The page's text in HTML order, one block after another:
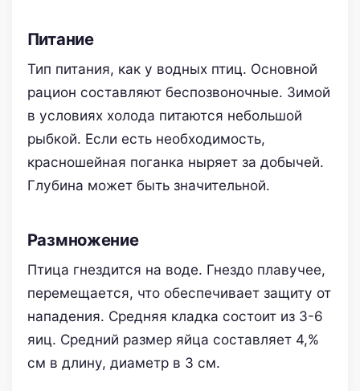
Питание
Тип питания, как у водных птиц. Основной
рацион составляют беспозвоночные. Зимой
в условиях холода питаются небольшой
рыбкой. Если есть необходимость,
красношейная поганка ныряет за добычей.
Глубина может быть значительной.
Размножение
Птица гнездится на воде. Гнездо плавучее,
перемещается, что обеспечивает защиту от
нападения. Средняя кладка состоит из 3-6
яиц. Средний размер яйца составляет 4,%
см в длину, диаметр в 3 см.